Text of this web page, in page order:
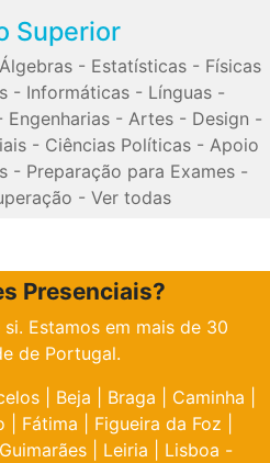
Superior
Álgebras - Estatísticas - Físicas
- Informáticas- Línguas-
Engenharias- Artes- Design -
- Ciências Políticas - Apoio
- Preparação para Exames -
- Ver todas
Presenciais?
Estamos em mais de 30
de Portugal.
Beja Braga Caminha
Fátima Figueira da Foz
Guimarães Leiria
Lisboa -